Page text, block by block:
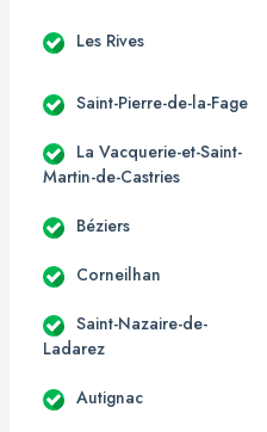
Les Rives
Saint-Pierre-de-la-Fage
La Vacquerie-et-Saint-
Martin-de-Castries
Béziers
Corneilhan
Saint-Nazaire-de-
Ladarez
Autignac